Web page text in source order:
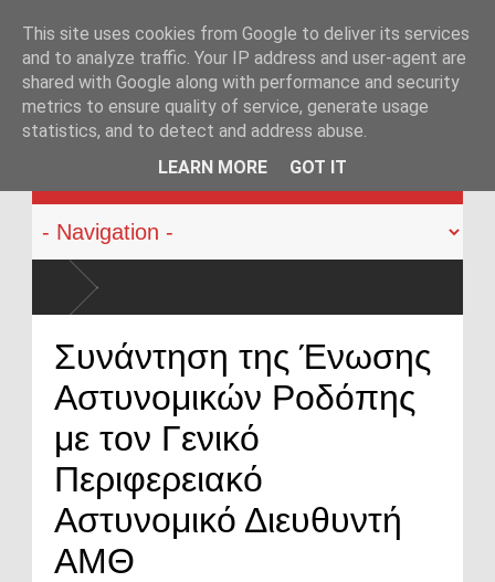
KATEHACKER
Συνάντηση της Ένωσης
Αστυνομικών Ροδόπης
με τον Γενικό
Περιφερειακό
Αστυνομικό Διευθυντή
ΑΜΘ
This site uses cookies from Google to deliver its services
and to analyze traffic. Your IP address and user-agent are
shared with Google along with performance and security
metrics to ensure quality of service, generate usage
statistics, and to detect and address abuse.
LEARN MORE
GOT IT